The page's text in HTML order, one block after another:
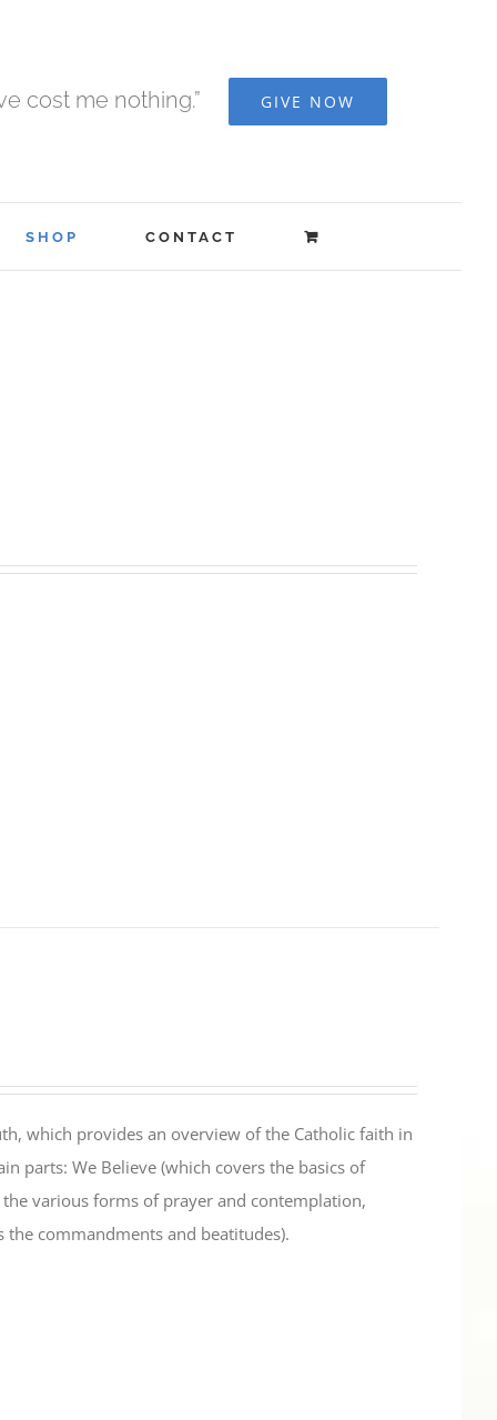
cost me nothing.” GIVE NOW
SHOP CONTACT
which provides an overview of the Catholic faith in
parts: We Believe (which covers the basics of
various forms of prayer and contemplation,
the commandments and beatitudes).